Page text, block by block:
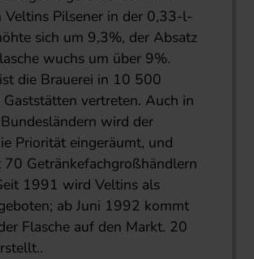
Veltins Pilsener in der 0,33-l-
sich um 9,3%, der Absatz
wuchs um über 9%.
die Brauerei in 10 500
vertreten. Auch in
wird der
Priorität eingeräumt, und
Getränkefachgroßhändlern
1991 wird Veltins als
ab Juni 1992 kommt
Flasche auf den Markt. 20